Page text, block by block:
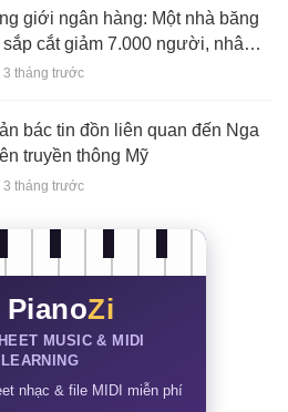
giới ngân hàng: Một nhà băng
sắp cắt giảm 7.000 người, nhân
vận hành ảnh hưởng nặng nề
3 tháng trước
bác tin đồn liên quan đến Nga
truyền thông Mỹ
3 tháng trước
PianoZi
MUSIC & MIDI
LEARNING
nhạc & file MIDI miễn phí